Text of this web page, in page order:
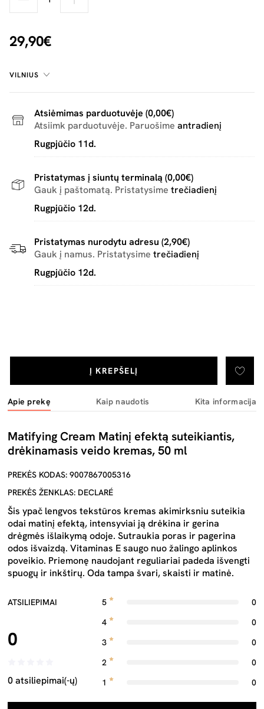
29,90€
Į KREPŠELĮ
VILNIUS
Atsiėmimas parduotuvėje (0,00€)
Atsiimk parduotuvėje. Paruošime antradienį
Rugpjūčio 11d.
Pristatymas į siuntų terminalą (0,00€)
Gauk į paštomatą. Pristatysime trečiadienį
Rugpjūčio 12d.
Pristatymas nurodytu adresu (2,90€)
Gauk į namus. Pristatysime trečiadienį
Rugpjūčio 12d.
Apie prekę Kaip naudotis Kita informacija
Matifying Cream Matinį efektą suteikiantis,
drėkinamasis veido kremas, 50 ml
PREKĖS KODAS: 9007867005316
PREKĖS ŽENKLAS: DECLARÉ
Šis ypač lengvos tekstūros kremas akimirksniu suteikia
odai matinį efektą, intensyviai ją drėkina ir gerina
drėgmės išlaikymą odoje. Sutraukia poras ir pagerina
odos išvaizdą. Vitaminas E saugo nuo žalingo aplinkos
poveikio. Priemonę naudojant reguliariai padeda išvengti
spuogų ir inkštirų. Oda tampa švari, skaisti ir matinė.
ATSILIEPIMAI
0
0 atsiliepimai(-ų)
5
0
4
0
3
0
2
0
1
0